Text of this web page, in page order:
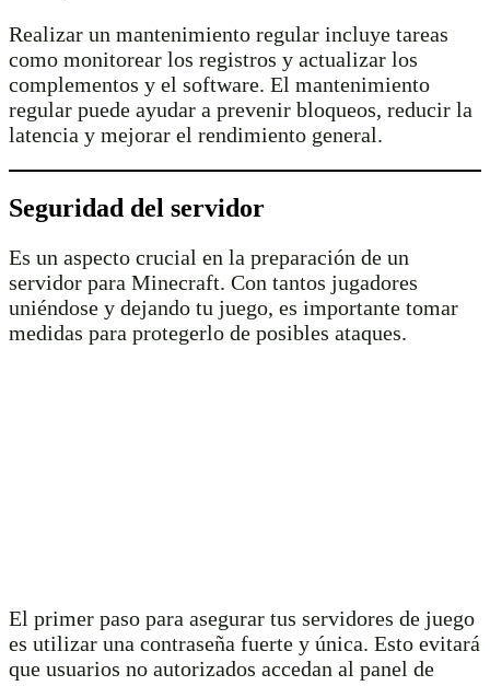
Realizar un mantenimiento regular incluye tareas
como monitorear los registros y actualizar los
complementos y el software. El mantenimiento
regular puede ayudar a prevenir bloqueos, reducir la
latencia y mejorar el rendimiento general.
Seguridad del servidor
Es un aspecto crucial en la preparación de un
servidor para Minecraft. Con tantos jugadores
uniéndose y dejando tu juego, es importante tomar
medidas para protegerlo de posibles ataques.
El primer paso para asegurar tus servidores de juego
es utilizar una contraseña fuerte y única. Esto evitará
que usuarios no autorizados accedan al panel de